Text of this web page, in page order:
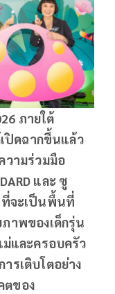
ภายใต้
ปิดฉากขึ้นแล้ว
วามร่วมมือ
และ ซู
จะเป็นพื้นที่
ภาพของเด็กรุ่น
และครอบครัว
รเติบโตอย่าง
ตของ